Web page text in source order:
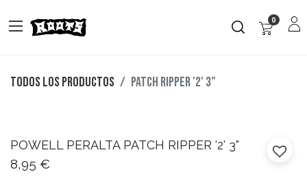
0
Todos los productos PATCH RIPPER '2' 3"
POWELL PERALTA PATCH RIPPER '2' 3"
8,95 €